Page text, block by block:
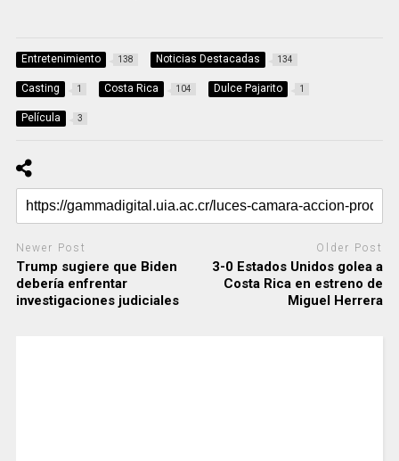
Entretenimiento 138 Noticias Destacadas 134
Casting 1 Costa Rica 104 Dulce Pajarito 1
Película 3
Newer Post
Trump sugiere que Biden
debería enfrentar
investigaciones judiciales
Older Post
3-0 Estados Unidos golea a
Costa Rica en estreno de
Miguel Herrera